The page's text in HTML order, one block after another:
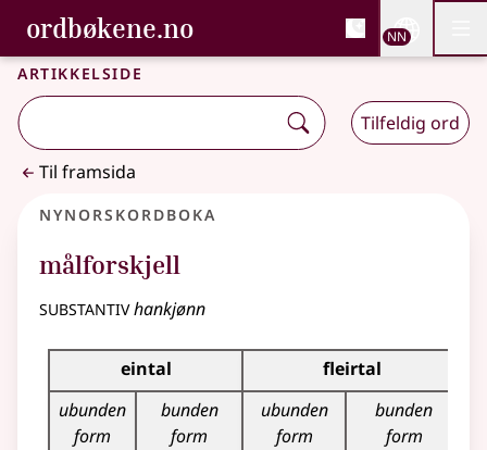
Gå til hovudinnhald
Tilgjenge
ordbøkene.no, Bokmålsordboka og
Bokmålsordboka og Nynorskordboka
NN
Artikkelside
Tilfeldig ord
Til framsida
Nynorskordboka
målforskjell
substantivhankjønn
Bøyningstabell for dette substantivet
eintal
fleirtal
ubunden
form
bunden
form
ubunden
form
bunden
form